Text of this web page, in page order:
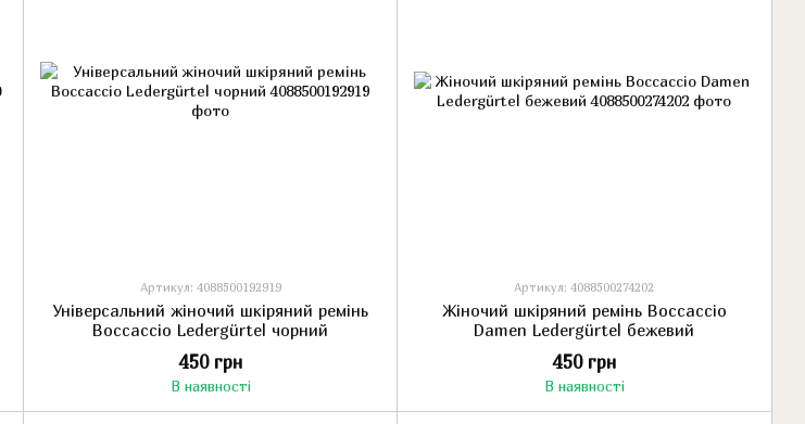
Артикул: 4088500192919
Універсальний жіночий шкіряний ремінь
Boccaccio Ledergürtel чорний
450 грн
В наявності
Артикул: 4088500274202
Жіночий шкіряний ремінь Boccaccio
Damen Ledergürtel бежевий
450 грн
В наявності